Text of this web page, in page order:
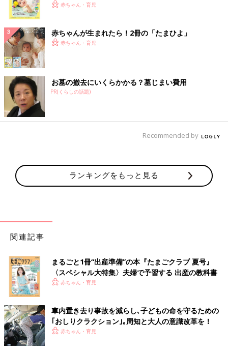
「入学してすぐの４月に親向けの進路説明会があり、やはり
2020年入試を意識してか出席率は8割を超えたようでした。大ま
かな流れは聞きましたが、1年では自分の進路を考え、それから
大学を決定していくようでした。親も入試に関して勉強してくだ
さいとも言われましたよ」
のか、親も学ぶ必要がありそうです。
「先日とある高校入試説明会に行ってきたのですが、子どもたち
の将来を見据えた教育改革を進めるような動きがあり、わが校も
「わが子の小学校でも、アクティブラーニングを取り入れていま
す。これには、家庭の協力も必要で、算数の予習などをお願いさ
れています。
てプラスチックに対する規制」。
2020年に「使い捨てプラスチック」に関して生活の変化が起こ
りそうです。
「フランスでは、2020年から使い捨てプラ容器を禁止するそう
です。ＥＵも、ファストフード店で使われる使い捨てプラ食器を
禁止するよう、加盟国に呼び掛け始めたようです。いずれは日本
も、包装のプラ容器も削減していかなければならなくなるので
く！ おっぱい・ミルクの基本と夏のトラブル 解決テ
赤ちゃん・育児
赤ちゃんが生まれたら！2冊の「たまひよ」
赤ちゃん・育児
お墓の撤去にいくらかかる？墓じまい費用
PR(くらしの話題)
Recommended by
ランキングをもっと見る
関連記事
まるごと1冊“出産準備”の本『たまごクラブ 夏号』
〈スペシャル大特集〉夫婦で予習する 出産の教科書
赤ちゃん・育児
車内置き去り事故を減らし､子どもの命を守るための
｢おしりクラクション｣｡周知と大人の意識改革を！
赤ちゃん・育児